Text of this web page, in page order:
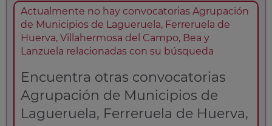
Actualmente no hay convocatorias Agrupación
de Municipios de Lagueruela, Ferreruela de
Huerva, Villahermosa del Campo, Bea y
Lanzuela relacionadas con su búsqueda
Encuentra otras convocatorias
Agrupación de Municipios de
Lagueruela, Ferreruela de Huerva,